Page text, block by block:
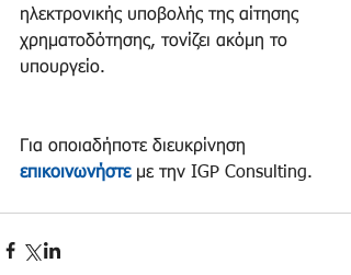
ηλεκτρονικής υποβολής της αίτησης
χρηματοδότησης, τονίζει ακόμη το
υπουργείο.
Για οποιαδήποτε διευκρίνηση
επικοινωνήστε με την IGP Consulting.